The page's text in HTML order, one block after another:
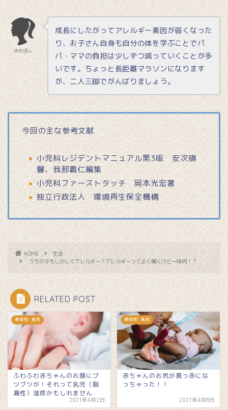
ゆきぽん
成長にしたがってアレルギー素因が弱くなった
り、お子さん自身も自分の体を学ぶことでパ
パ・ママの負担は少しずつ減っていくことが多
いです。ちょっと長距離マラソンになります
が、二人三脚でがんばりましょう。
今回の主な参考文献
小児科レジデントマニュアル第3版 安次嶺
馨、我那覇仁編集
小児科ファーストタッチ 岡本光宏著
独立行政法人 環境再生保全機構
HOME
生活
うちの子もしかしてアレルギー？アレルギーってよく聞くけど一体何！？
RELATED POST
新生児・乳児
ふわふわ赤ちゃんのお顔にブ
ツブツが！それって乳児（脂
漏性）湿疹かもしれません
2021年4月2日
新生児・乳児
赤ちゃんのお尻が真っ赤にな
っちゃった！！
2021年4月8日